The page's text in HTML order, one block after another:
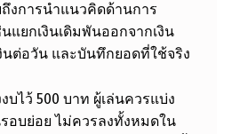
งการนำแนวคิดด้านการ
แยกเงินเดิมพันออกจากเงิน
นต่อวัน และบันทึกยอดที่ใช้จริง
บไว้ 500 บาท ผู้เล่นควรแบ่ง
อบย่อย ไม่ควรลงทั้งหมดใน